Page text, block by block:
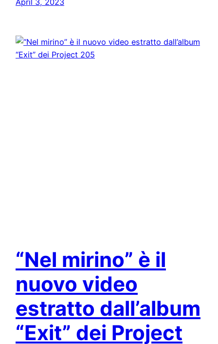
“Nel mirino” è il
nuovo video
estratto dall’album
“Exit” dei Project